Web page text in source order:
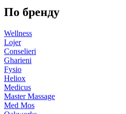
По бренду
Wellness
Lojer
Conselieri
Gharieni
Fysio
Heliox
Medicus
Master Massage
Med Mos